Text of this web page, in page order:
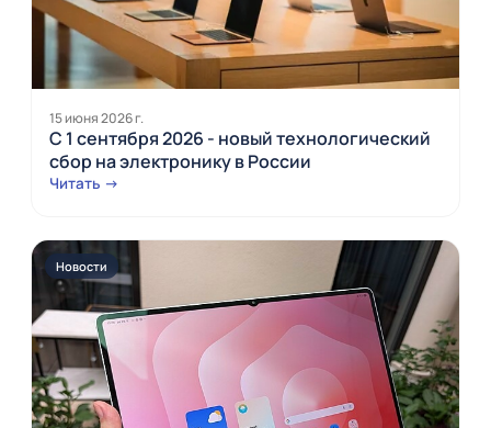
15 июня 2026 г.
С 1 сентября 2026 - новый технологический
сбор на электронику в России
Читать →
Новости